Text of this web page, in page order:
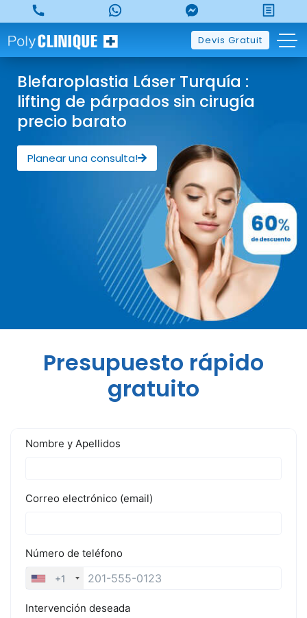
Devis Gratuit
Blefaroplastia Láser Turquía :
lifting de párpados sin cirugía
precio barato
Planear una consulta!
Presupuesto rápido
gratuito